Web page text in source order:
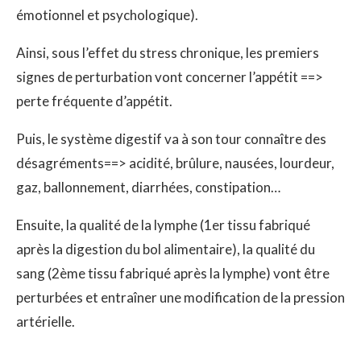
émotionnel et psychologique).
Ainsi, sous l’effet du stress chronique, les premiers
signes de perturbation vont concerner l’appétit ==>
perte fréquente d’appétit.
Puis, le système digestif va à son tour connaître des
désagréments==> acidité, brûlure, nausées, lourdeur,
gaz, ballonnement, diarrhées, constipation…
Ensuite, la qualité de la lymphe (1er tissu fabriqué
après la digestion du bol alimentaire), la qualité du
sang (2ème tissu fabriqué après la lymphe) vont être
perturbées et entraîner une modification de la pression
artérielle.